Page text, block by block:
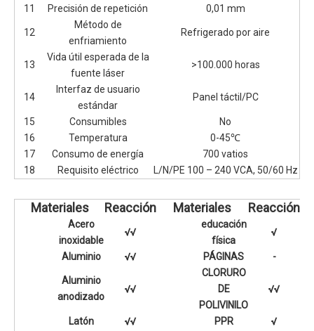
11 Precisión de repetición 0,01 mm
12
Método de
enfriamiento
Refrigerado por aire
13
Vida útil esperada de la
fuente láser
>100.000 horas
14
Interfaz de usuario
estándar
Panel táctil/PC
15 Consumibles
No
16
Temperatura
0-45℃
17
Consumo de energía
700 vatios
18
Requisito eléctrico L/N/PE 100 – 240 VCA, 50/60 Hz
Materiales Reacción Materiales Reacción
Acero
inoxidable
√√
educación
física
√
Aluminio √√ PÁGINAS -
Aluminio
anodizado
√√
CLORURO
DE
POLIVINILO
√√
Latón √√ PPR
√